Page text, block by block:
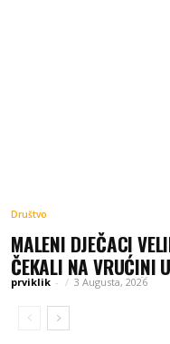
Društvo
MALENI DJEČACI
ČEKALI NA VRUĆINI
GRANICI, LJUBI I
PUTNICIMA
prviklik - 3 Augusta, 2026